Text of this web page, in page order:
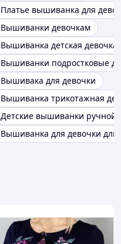
Платье вышиванка для
Вышиванки девочкам
Вышиванка детская девочка
Вышиванки подростковые
Вышивака для девочки
Вышиванка трикотажная
Детские вышиванки ручной
Вышиванка для девочки